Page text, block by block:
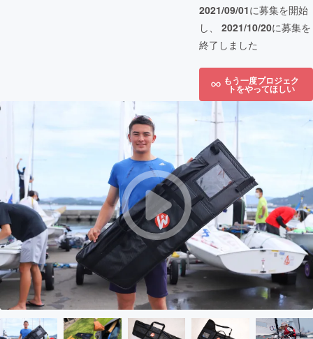
2021/09/01に募集を開始
し、 2021/10/20に募集を
終了しました
もう一度プロジェク
トをやってほしい